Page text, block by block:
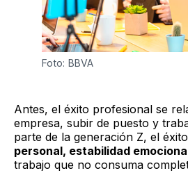
Foto: BBVA
Antes, el éxito profesional se
empresa, subir de puesto y
parte de la generación Z, el
personal, estabilidad
trabajo que no consuma